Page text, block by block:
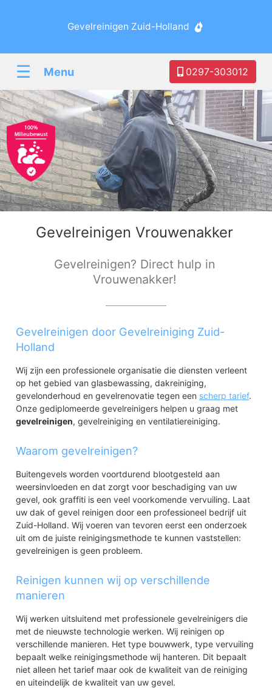
Gevelreinigen Zuid-Holland
☰ Menu 0297-303012
Gevelreinigen Vrouwenakker
Gevelreinigen? Direct hulp in
Vrouwenakker!
Gevelreinigen door Gevelreiniging Zuid-
Holland
Wij zijn een professionele organisatie die diensten verleent
op het gebied van glasbewassing, dakreiniging,
gevelonderhoud en gevelrenovatie tegen een scherp tarief.
Onze gediplomeerde gevelreinigers helpen u graag met
gevelreinigen, gevelreiniging en ventilatiereiniging.
Waarom gevelreinigen?
Buitengevels worden voortdurend blootgesteld aan
weersinvloeden en dat zorgt voor beschadiging van uw
gevel, ook graffiti is een veel voorkomende vervuiling. Laat
uw dak of gevel reinigen door een professioneel bedrijf uit
Zuid-Holland. Wij voeren van tevoren eerst een onderzoek
uit om de juiste reinigingsmethode te kunnen vaststellen:
gevelreinigen is geen probleem.
Reinigen kunnen wij op verschillende
manieren
Wij werken uitsluitend met professionele gevelreinigers die
met de nieuwste technologie werken. Wij reinigen op
verschillende manieren. Het type bouwwerk, type vervuiling
bepaalt welke reinigingsmethode wij hanteren. Dit bepaalt
niet alleen het tarief maar ook de kwaliteit van de reiniging
en uiteindelijk de kwaliteit van uw gevel.